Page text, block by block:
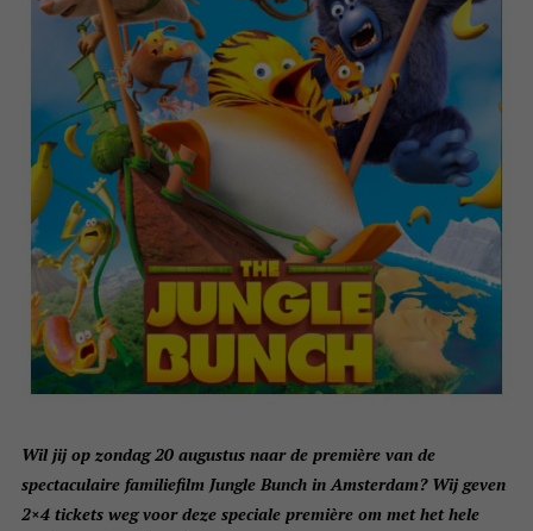
Wil jij op zondag 20 augustus naar de première van de
spectaculaire familiefilm Jungle Bunch in Amsterdam? Wij geven
2×4 tickets weg voor deze speciale première om met het hele